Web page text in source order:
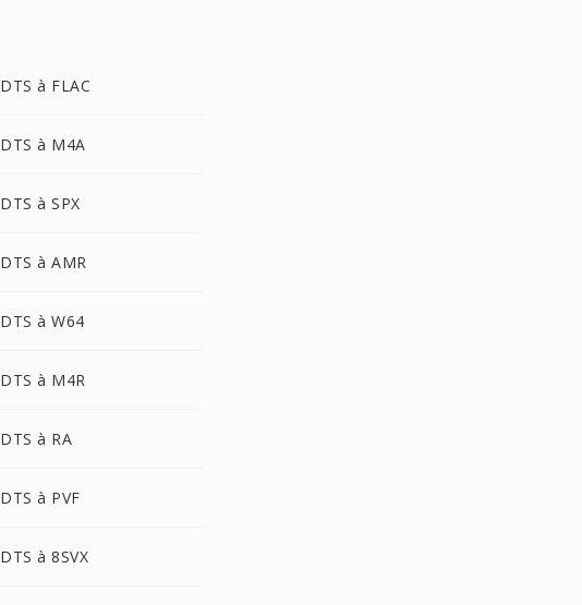
DTS à FLAC
DTS à M4A
DTS à SPX
DTS à AMR
DTS à W64
DTS à M4R
DTS à RA
DTS à PVF
DTS à 8SVX